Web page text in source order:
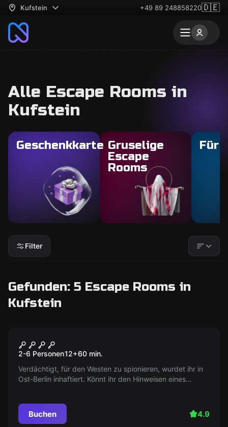
Kufstein +49 89 248858220🇩🇪
Alle Escape Rooms in
Kufstein
Geschenkkarte Gruselige
Escape
Rooms
Für
Filter
Gefunden: 5 Escape Rooms in
Kufstein
Prison Break
2-6 Personen12+60 min.
Verdächtigt, für den Westen zu spionieren, wurdet ihr in
Ost-Berlin inhaftiert. Könnt ihr den Hinweisen eines
Buchen 4.9